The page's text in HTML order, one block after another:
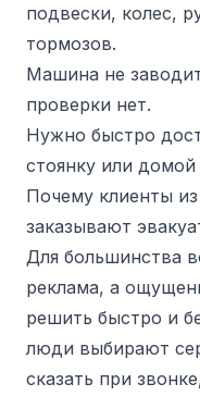
подвески, колес,
тормозов.
Машина не
проверки нет.
Нужно быстро
стоянку или
Почему клиенты
заказывают
Для большинства
реклама, а
решить быстро и
люди выбирают
сказать при